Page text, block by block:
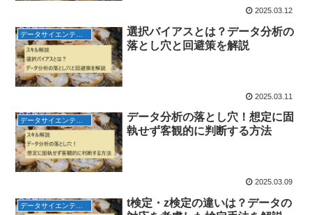
2025.03.12
選択バイアスとは？データ分析の
落とし穴と回避策を解説
2025.03.11
データ分析の落とし穴！想定に固
執せず客観的に判断する方法
2025.03.09
データサイエンティスト検定
t検定・z検定の違いは？データの